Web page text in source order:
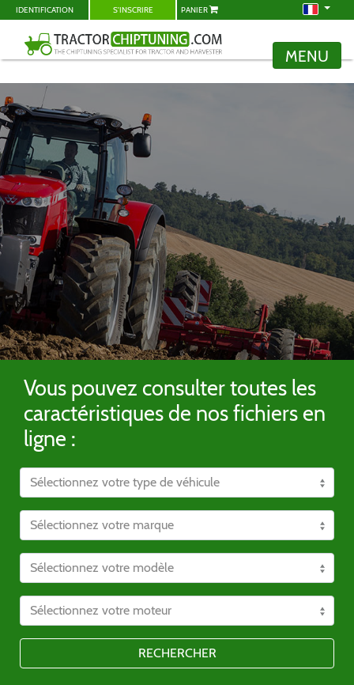
IDENTIFICATION S'INSCRIRE PANIER
MENU
Vous pouvez consulter toutes les
caractéristiques de nos fichiers en
ligne :
RECHERCHER